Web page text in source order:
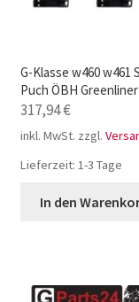
G-Klasse w460
Puch ÖBH Greenliner
317,94€
inkl. MwSt. zzgl.
Lieferzeit: 1-3 Tage
In den